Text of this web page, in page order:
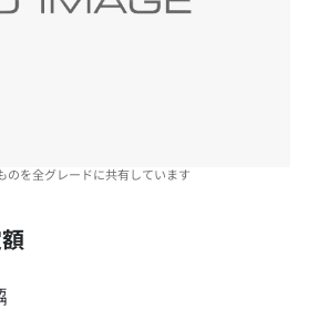
を全グレードに共有しています